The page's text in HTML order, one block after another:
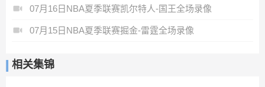
07月16日NBA夏季联赛凯尔特人-国王全场录像
07月15日NBA夏季联赛掘金-雷霆全场录像
相关集锦